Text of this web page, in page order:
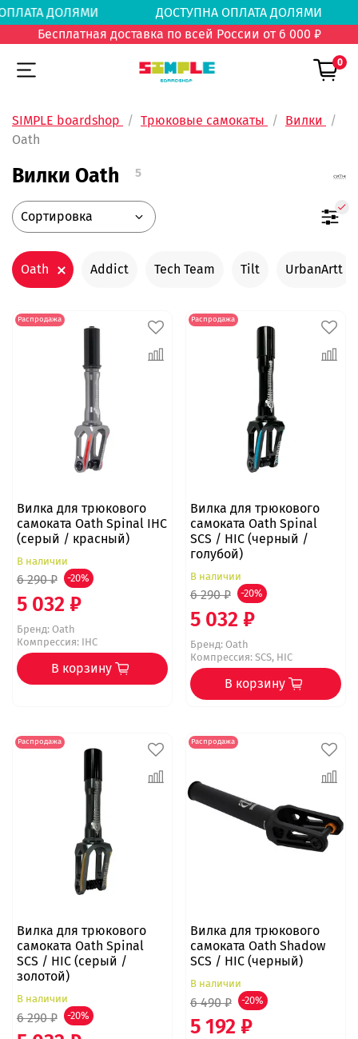
ОПЛАТА ДОЛЯМИ
ДОСТУПНА ОПЛАТА
Бесплатная доставка по всей России от 6 000 ₽
0
SIMPLE boardshop Трюковые самокаты
Вилки
Oath
Вилки Oath 5
Oath Addict Tech Team Tilt UrbanArtt
Распродажа
Вилка для трюкового
самоката Oath Spinal IHC
(серый / красный)
В наличии
6 290 ₽ -20%
5 032 ₽
Бренд:Oath
Компрессия: IHC
В корзину
Распродажа
Вилка для трюкового
самоката Oath Spinal
SCS / HIC (черный /
голубой)
В наличии
6 290 ₽ -20%
5 032 ₽
Бренд:Oath
Компрессия: SCS, HIC
В корзину
Распродажа
Вилка для трюкового
самоката Oath Spinal
SCS / HIC (серый /
золотой)
В наличии
6 290 ₽ -20%
Распродажа
Вилка для трюкового
самоката Oath Shadow
SCS / HIC (черный)
В наличии
6 490 ₽ -20%
5 192 ₽